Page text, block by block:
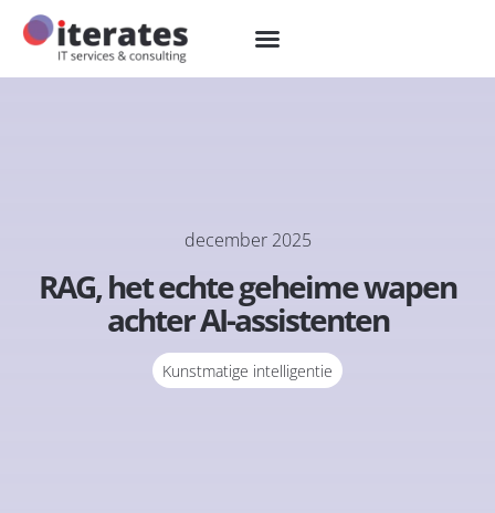
december 2025
RAG, het echte geheime wapen
achter AI-assistenten
Kunstmatige intelligentie